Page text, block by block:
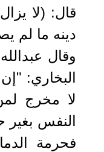
قال: (لا
دينه ما لم
وقال
البخاري:
لا مخرج
النفس
فحرمة